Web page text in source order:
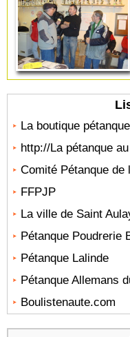
La boutique
http://La pétanque
Comité Pétanque de
FFPJP
La ville de Saint
Pétanque Poudrerie
Pétanque Lalinde
Pétanque Allemans
Boulistenaute.com